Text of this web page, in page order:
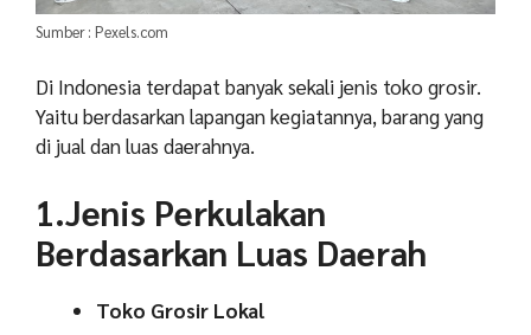
Sumber : Pexels.com
Di Indonesia terdapat banyak sekali jenis toko grosir.
Yaitu berdasarkan lapangan kegiatannya, barang yang
di jual dan luas daerahnya.
1.Jenis Perkulakan
Berdasarkan Luas Daerah
Toko Grosir Lokal